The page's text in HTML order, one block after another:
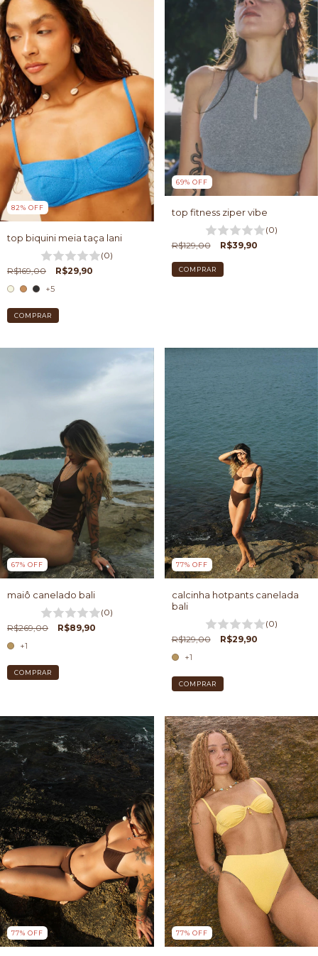
82% OFF
top biquini meia taça lani
(0)
R$169,00
R$29,90
+5
COMPRAR
69% OFF
top fitness ziper vibe
(0)
R$129,00
R$39,90
COMPRAR
67% OFF
maiô canelado bali
(0)
R$269,00
R$89,90
+1
COMPRAR
77% OFF
calcinha hotpants canelada
bali
(0)
R$129,00
R$29,90
+1
COMPRAR
77% OFF 77% OFF